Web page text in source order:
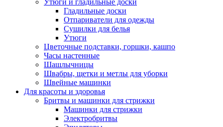
Утюги и гладильные доски
Гладильные доски
Отпариватели для одежды
Сушилки для белья
Утюги
Цветочные подставки, горшки, кашпо
Часы настенные
Шашлычницы
Швабры, щетки и метлы для уборки
Швейные машинки
Для красоты и здоровья
Бритвы и машинки для стрижки
Машинки для стрижки
Электробритвы